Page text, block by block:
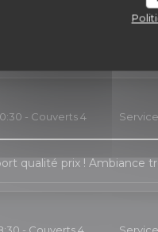
Service :
très bon moment, le
- Couverts 4 Service
qualité prix ! Ambiance